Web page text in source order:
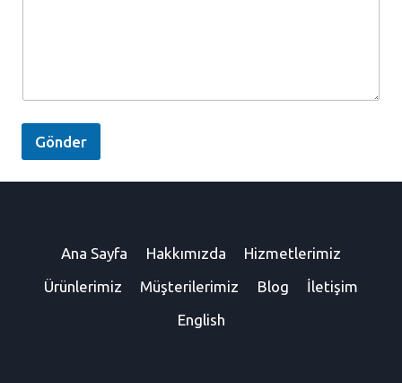
y
d
Gönder
Ana Sayfa Hakkımızda
Hizmetlerimiz
Ürünlerimiz
Müşterilerimiz Blog
İletişim
English